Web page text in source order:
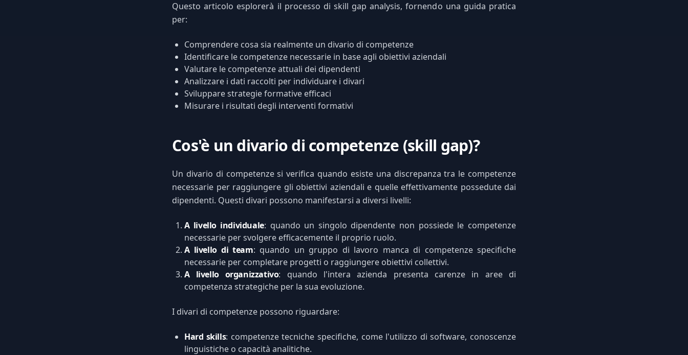
Questo articolo esplorerà il processo di skill gap analysis, fornendo una guida pratica
per:
Comprendere cosa sia realmente un divario di competenze
Identificare le competenze necessarie in base agli obiettivi aziendali
Valutare le competenze attuali dei dipendenti
Analizzare i dati raccolti per individuare i divari
Sviluppare strategie formative efficaci
Misurare i risultati degli interventi formativi
Cos'è un divario di competenze (skill gap)?
Un divario di competenze si verifica quando esiste una discrepanza tra le competenze
necessarie per raggiungere gli obiettivi aziendali e quelle effettivamente possedute dai
dipendenti. Questi divari possono manifestarsi a diversi livelli:
A livello individuale: quando un singolo dipendente non possiede le competenze
necessarie per svolgere efficacemente il proprio ruolo.
A livello di team: quando un gruppo di lavoro manca di competenze specifiche
necessarie per completare progetti o raggiungere obiettivi collettivi.
A livello organizzativo: quando l'intera azienda presenta carenze in aree di
competenza strategiche per la sua evoluzione.
I divari di competenze possono riguardare:
Hard skills: competenze tecniche specifiche, come l'utilizzo di software, conoscenze
linguistiche o capacità analitiche.